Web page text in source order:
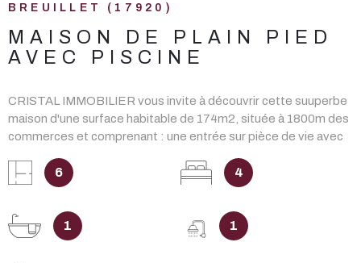
BREUILLET (17920)
MAISON DE PLAIN PIED
AVEC PISCINE
CRISTAL IMMOBILIER vous invite à découvrir cette suuperbe
maison d'une surface habitable de 174m2, située à 1800m des
commerces et comprenant : une entrée sur pièce de vie avec
équipée, une salle à manger ouvrant sur une terrasse couverte
prolongée d'un patio, un joli espace salon, 4 belles chambres
avec wc. Une dépendance de 25m2, un garage de 20m2 et
une piscine de 7mx3,5m. Le tout édifié sur un terrain de
6 4
1 1